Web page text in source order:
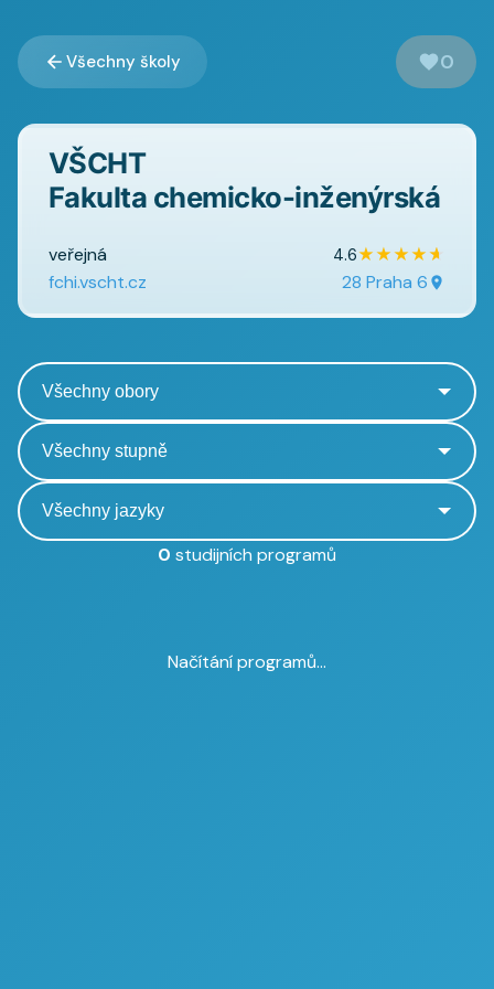
Všechny školy 0
VŠCHT
Fakulta chemicko-inženýrská
veřejná 4.6★★★★★
fchi.vscht.cz 28 Praha 6
0 studijních programů
Načítání programů...